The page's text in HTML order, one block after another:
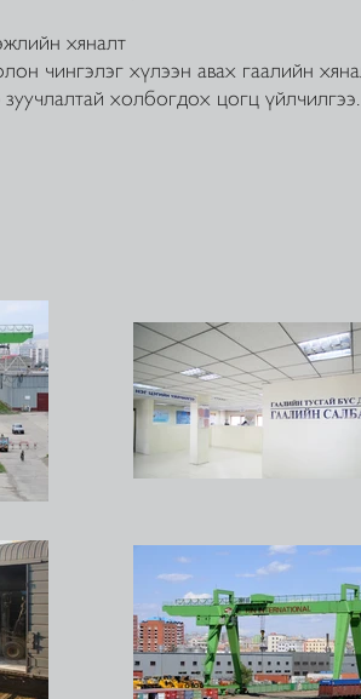
хяналт
чингэлэг хүлээн авах гаалийн
холбогдох цогц үйлчилгээ.